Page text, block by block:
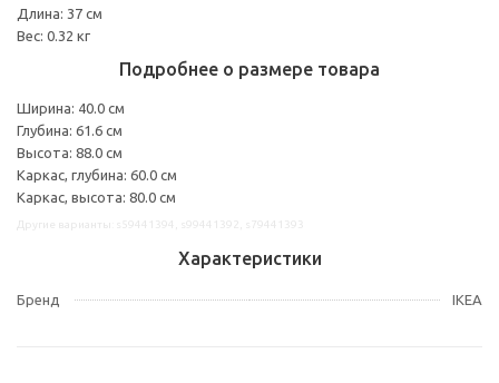
Длина: 37 см
Вес: 0.32 кг
Подробнее о размере товара
Ширина: 40.0 см
Глубина: 61.6 см
Высота: 88.0 см
Каркас, глубина: 60.0 см
Каркас, высота: 80.0 см
Характеристики
Бренд IKEA